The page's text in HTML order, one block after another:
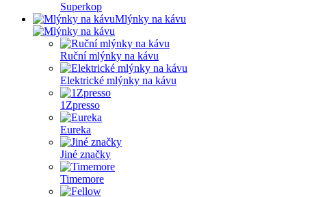
Superkop
Mlýnky na kávu
Ruční mlýnky na kávu
Elektrické mlýnky na kávu
1Zpresso
Eureka
Jiné značky
Timemore